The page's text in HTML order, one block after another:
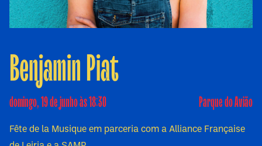
Benjamin Piat
domingo, 19 de junho às 18:30 Parque do Avião
Fête de la Musique em parceria com a Alliance Française